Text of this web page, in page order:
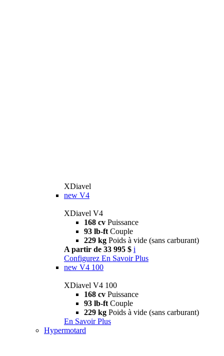
XDiavel
new V4
XDiavel V4
168 cv Puissance
93 lb-ft Couple
229 kg Poids à vide (sans carburant)
A partir de 33 995 $ i
Configurez En Savoir Plus
new V4 100
XDiavel V4 100
168 cv Puissance
93 lb-ft Couple
229 kg Poids à vide (sans carburant)
En Savoir Plus
Hypermotard